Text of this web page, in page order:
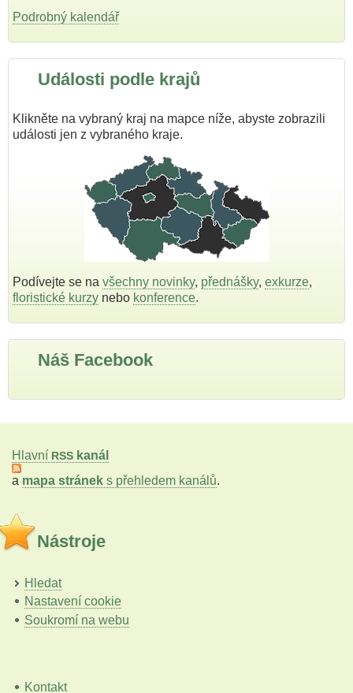
Podrobný kalendář
Události podle krajů
Klikněte na vybraný kraj na mapce níže, abyste zobrazili
události jen z vybraného kraje.
Podívejte se na všechny novinky, přednášky, exkurze,
floristické kurzy nebo konference.
Náš Facebook
Hlavní RSS kanál
a mapa stránek s přehledem kanálů.
Nástroje
Hledat
Nastavení cookie
Soukromí na webu
Kontakt